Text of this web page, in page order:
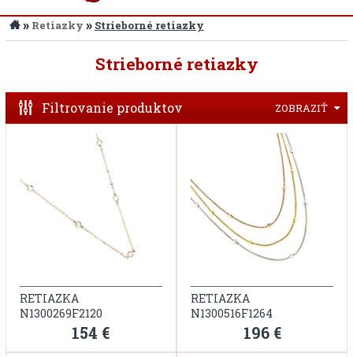
» Retiazky » Strieborné retiazky
Strieborné retiazky
Filtrovanie produktov ZOBRAZIŤ
RETIAZKA
N1300269F2120
154 €
RETIAZKA
N1300516F1264
196 €